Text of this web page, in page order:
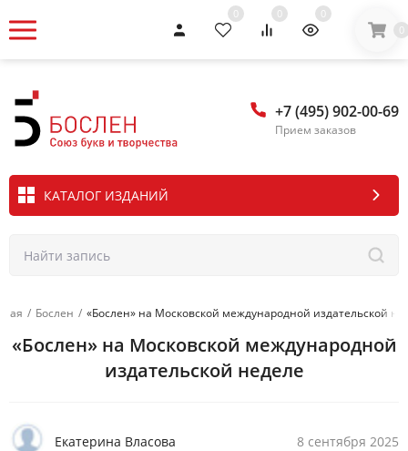
0 0
0
0
+7 (495) 902-00-69
Прием заказов
КАТАЛОГ ИЗДАНИЙ
/ Бослен / «Бослен» на Московской международной издательской
«Бослен» на Московской международной
издательской неделе
Екатерина Власова 8 сентября 2025